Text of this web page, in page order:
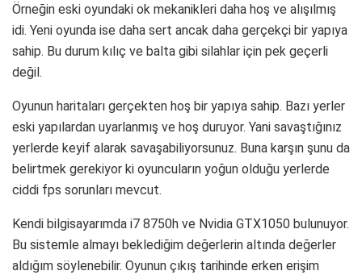
Örneğin eski oyundaki ok mekanikleri daha hoş ve alışılmış
idi. Yeni oyunda ise daha sert ancak daha gerçekçi bir yapıya
sahip. Bu durum kılıç ve balta gibi silahlar için pek geçerli
değil.
Oyunun haritaları gerçekten hoş bir yapıya sahip. Bazı yerler
eski yapılardan uyarlanmış ve hoş duruyor. Yani savaştığınız
yerlerde keyif alarak savaşabiliyorsunuz. Buna karşın şunu da
belirtmek gerekiyor ki oyuncuların yoğun olduğu yerlerde
ciddi fps sorunları mevcut.
Kendi bilgisayarımda i7 8750h ve Nvidia GTX1050 bulunuyor.
Bu sistemle almayı beklediğim değerlerin altında değerler
aldığım söylenebilir. Oyunun çıkış tarihinde erken erişim